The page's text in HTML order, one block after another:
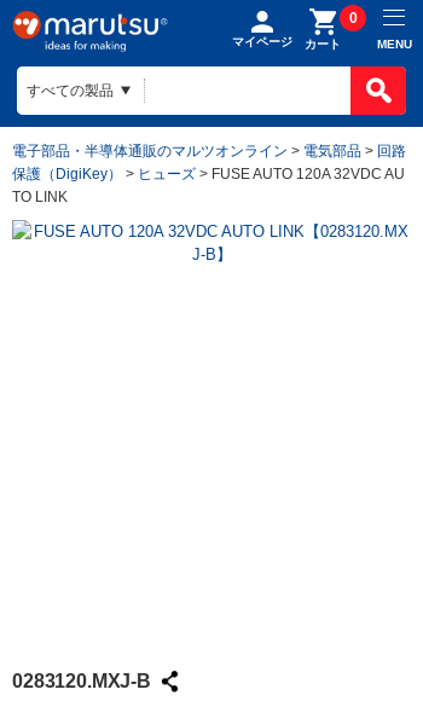
マイページ カート
0
MENU
電子部品・半導体通販のマルツオンライン > 電気部品 > 回路
保護（DigiKey）
> ヒューズ > FUSE AUTO 120A 32VDC AU
TO LINK
0283120.MXJ-B